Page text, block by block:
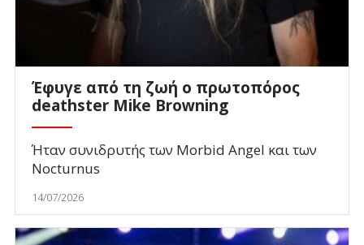
Έφυγε από τη ζωή ο πρωτοπόρος
deathster Mike Browning
Ήταν συνιδρυτής των Morbid Angel και των
Nocturnus
14/07/2026